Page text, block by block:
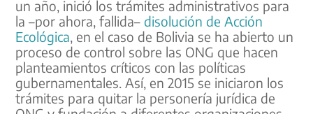
un año, inició los trámites administrativos para
la –por ahora, fallida– disolución de Acción
Ecológica, en el caso de Bolivia se ha abierto un
proceso de control sobre las ONG que hacen
planteamientos críticos con las políticas
gubernamentales. Así, en 2015 se iniciaron los
trámites para quitar la personería jurídica de